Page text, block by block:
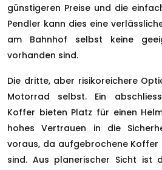
günstigeren Preise und die
Pendler kann dies eine
am Bahnhof selbst keine
vorhanden sind.
Die dritte, aber risikoreichere
Motorrad selbst. Ein
Koffer bieten Platz für einen
hohes Vertrauen in die
voraus, da aufgebrochene Koffer
sind. Aus planerischer Sicht ist